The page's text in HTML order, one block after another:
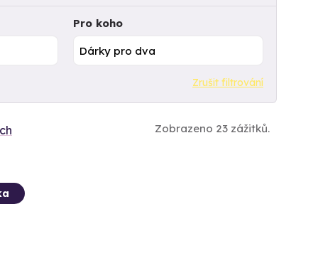
Pro koho
Zrušit filtrování
Zobrazeno 23 zážitků.